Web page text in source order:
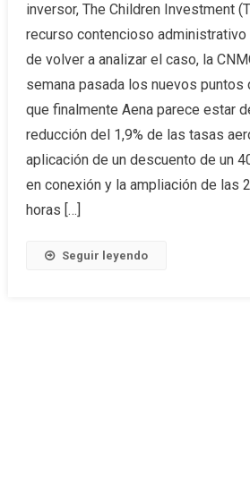
inversor, The Children Investment
recurso contencioso administrativo
de volver a analizar el caso, la
semana pasada los nuevos puntos
que finalmente Aena parece estar
reducción del 1,9% de las tasas
aplicación de un descuento de un
en conexión y la ampliación de las
horas […]
Seguir leyendo